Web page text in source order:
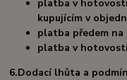
platba v
kupujícím v
platba předem
platba v
6.Dodací lhůta a